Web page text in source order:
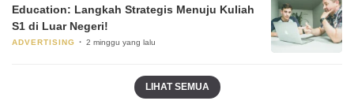
Education: Langkah Strategis Menuju Kuliah
S1 di Luar Negeri!
ADVERTISING 2 minggu yang lalu
LIHAT SEMUA